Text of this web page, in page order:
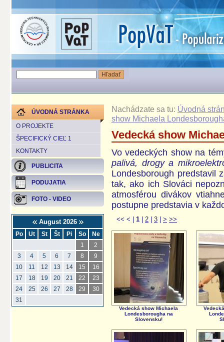
ÚVODNÁ STRÁNKA
O PROJEKTE
ŠPECIFICKÝ CIEĽ 1
KONTAKTY
PUBLICITA
PODUJATIA
FOTO - VIDEO
August 2026
Po Ut St Št Pi So
Ne
1
2
3
4 5 6 7 8
9
10
11 12 13 14 15
16
17
18 19 20 21 22
23
24
25 26 27 28 29
30
31
Nachádzate sa tu: Úvodná
show Michaela
Vedecká show
Vo vedeckých show na
palivá, drogy a
Londesborough predstavil
tak, ako ich Slováci
atmosférou divákov
postupne predstavia v
<< < 1 2 3 > >>
Vedecká show Michaela
Londesborougha na
Slovensku!